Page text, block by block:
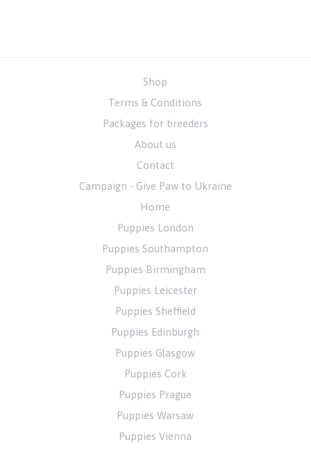
Shop
Terms & Conditions
Packages for breeders
About us
Contact
Campaign - Give Paw to Ukraine
Home
Puppies London
Puppies Southampton
Puppies Birmingham
Puppies Leicester
Puppies Sheffield
Puppies Edinburgh
Puppies Glasgow
Puppies Cork
Puppies Prague
Puppies Warsaw
Puppies Vienna